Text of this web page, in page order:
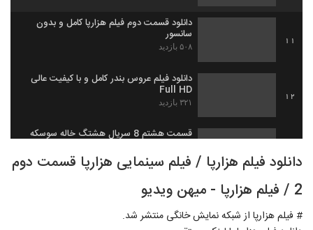
11
دانلود قسمت دوم فیلم هزارپا کامل و بدون
سانسور
۵۰۸ بازدید
12
دانلود فیلم عروس بندر کامل و با کیفیت عالی
Full HD
۳۲۱ بازدید
قسمت هشتم 8 سریال هشتگ خاله سوسکه
سریال هشتگ خاله سوسکه کامل
۵۷۲ بازدید
دانلود انیمیشن در مسیر باران کامل و رایگان
دانلود فیلم هزارپا / فیلم سینمایی هزارپا قسمت دوم
2 / فیلم هزارپا - میهن ویدیو
# فیلم هزارپا از شبکه نمایش خانگی منتشر شد.